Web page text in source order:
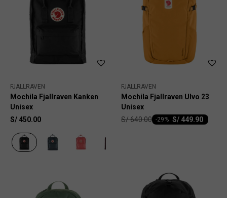
FJALLRAVEN
Mochila Fjallraven Kanken
Unisex
S/ 450.00
FJALLRAVEN
Mochila Fjallraven Ulvo 23
Unisex
S/ 449.90
-29
S/640.00